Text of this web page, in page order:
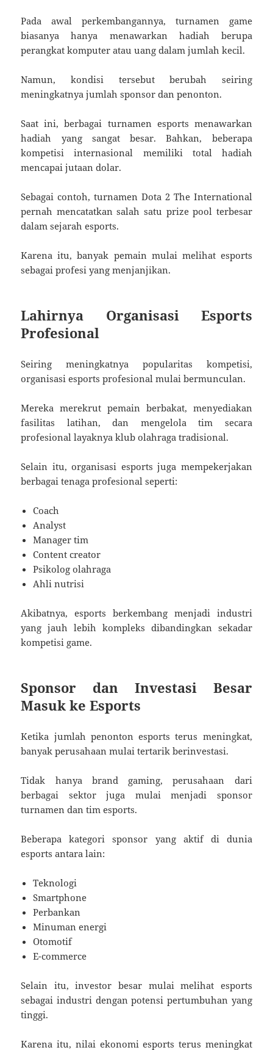
Pada awal perkembangannya, turnamen game
biasanya hanya menawarkan hadiah berupa
perangkat komputer atau uang dalam jumlah kecil.
Namun, kondisi tersebut berubah seiring
meningkatnya jumlah sponsor dan penonton.
Saat ini, berbagai turnamen esports menawarkan
hadiah yang sangat besar. Bahkan, beberapa
kompetisi internasional memiliki total hadiah
mencapai jutaan dolar.
Sebagai contoh, turnamen Dota 2 The International
pernah mencatatkan salah satu prize pool terbesar
dalam sejarah esports.
Karena itu, banyak pemain mulai melihat esports
sebagai profesi yang menjanjikan.
Lahirnya Organisasi Esports
Profesional
Seiring meningkatnya popularitas kompetisi,
organisasi esports profesional mulai bermunculan.
Mereka merekrut pemain berbakat, menyediakan
fasilitas latihan, dan mengelola tim secara
profesional layaknya klub olahraga tradisional.
Selain itu, organisasi esports juga mempekerjakan
berbagai tenaga profesional seperti:
Coach
Analyst
Manager tim
Content creator
Psikolog olahraga
Ahli nutrisi
Akibatnya, esports berkembang menjadi industri
yang jauh lebih kompleks dibandingkan sekadar
kompetisi game.
Sponsor dan Investasi Besar
Masuk ke Esports
Ketika jumlah penonton esports terus meningkat,
banyak perusahaan mulai tertarik berinvestasi.
Tidak hanya brand gaming, perusahaan dari
berbagai sektor juga mulai menjadi sponsor
turnamen dan tim esports.
Beberapa kategori sponsor yang aktif di dunia
esports antara lain:
Teknologi
Smartphone
Perbankan
Minuman energi
Otomotif
E-commerce
Selain itu, investor besar mulai melihat esports
sebagai industri dengan potensi pertumbuhan yang
tinggi.
Karena itu, nilai ekonomi esports terus meningkat